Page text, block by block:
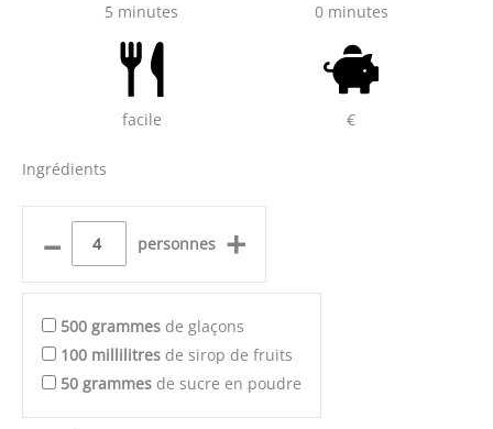
5 minutes 0 minutes
facile €
Ingrédients
– personnes +
500 grammes de glaçons
100 millilitres de sirop de fruits
50 grammes de sucre en poudre